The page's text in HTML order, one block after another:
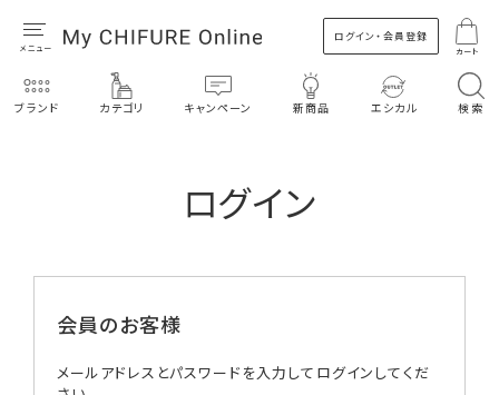
ログイン・会員登録
カート
ブランド カテゴリ キャンペーン 新商品 エシカル 検索
ログイン
会員のお客様
メールアドレスとパスワードを入力してログインしてくだ